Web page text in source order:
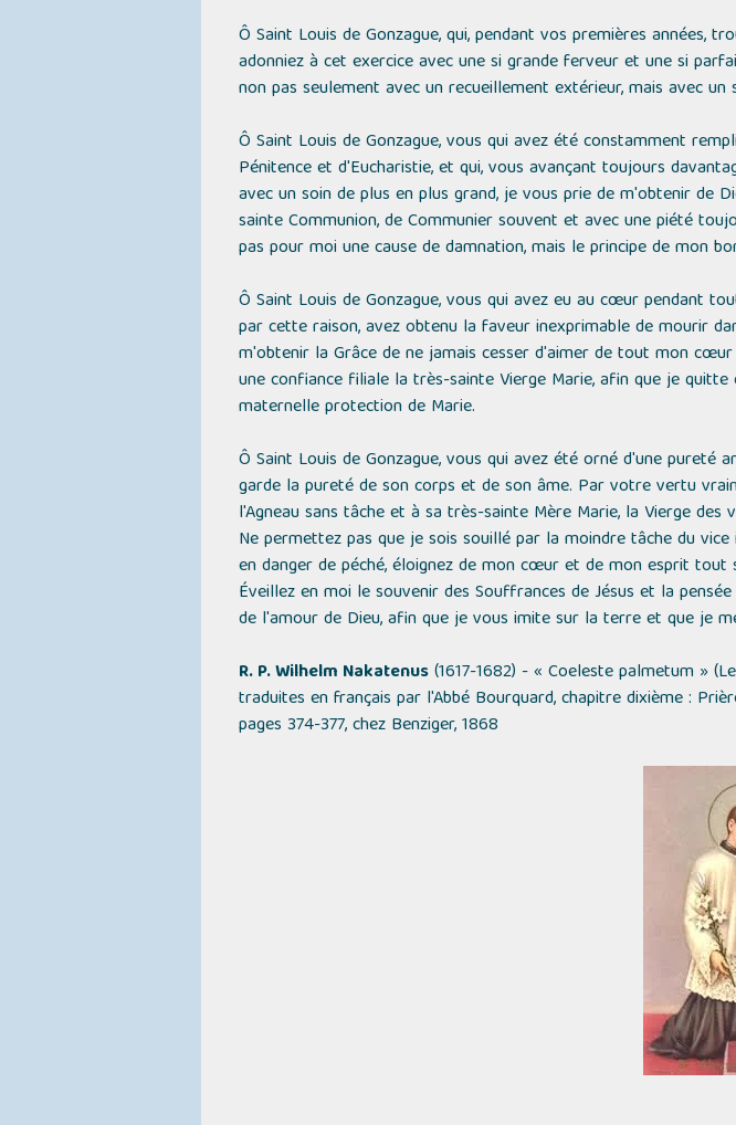
Ô Saint Louis de Gonzague, qui, pendant vos premières années,
adonniez à cet exercice avec une si grande ferveur et une si
non pas seulement avec un recueillement extérieur, mais avec
Ô Saint Louis de Gonzague, vous qui avez été constamment
Pénitence et d'Eucharistie, et qui, vous avançant toujours
avec un soin de plus en plus grand, je vous prie de m'obtenir
sainte Communion, de Communier souvent et avec une piété
pas pour moi une cause de damnation, mais le principe de mon
Ô Saint Louis de Gonzague, vous qui avez eu au cœur pendant
par cette raison, avez obtenu la faveur inexprimable de mourir
m'obtenir la Grâce de ne jamais cesser d'aimer de tout mon
une confiance filiale la très-sainte Vierge Marie, afin que je
maternelle protection de Marie.
Ô Saint Louis de Gonzague, vous qui avez été orné d'une
garde la pureté de son corps et de son âme. Par votre vertu
l'Agneau sans tâche et à sa très-sainte Mère Marie, la Vierge des
Ne permettez pas que je sois souillé par la moindre tâche du
en danger de péché, éloignez de mon cœur et de mon esprit
Éveillez en moi le souvenir des Souffrances de Jésus et la
de l'amour de Dieu, afin que je vous imite sur la terre et que je
R. P. Wilhelm Nakatenus(1617-1682) -« Coeleste palmetum »
traduites en français par l'Abbé Bourquard, chapitre dixième :
pages 374-377, chez Benziger, 1868